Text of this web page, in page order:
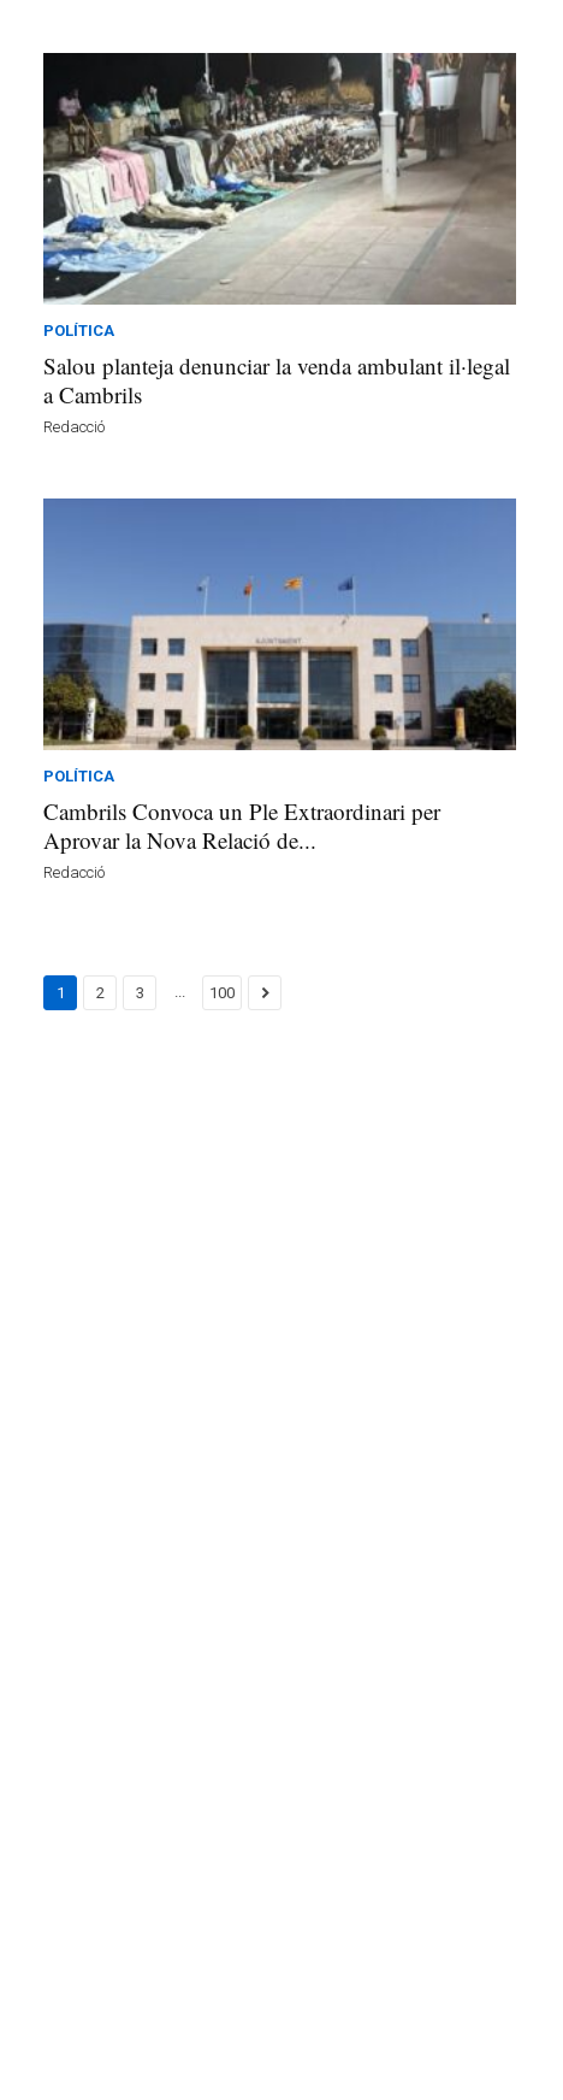
POLÍTICA
Salou planteja denunciar la venda ambulant il·legal
a Cambrils
Redacció
POLÍTICA
Cambrils Convoca un Ple Extraordinari per
Aprovar la Nova Relació de...
Redacció
1 2 3 100